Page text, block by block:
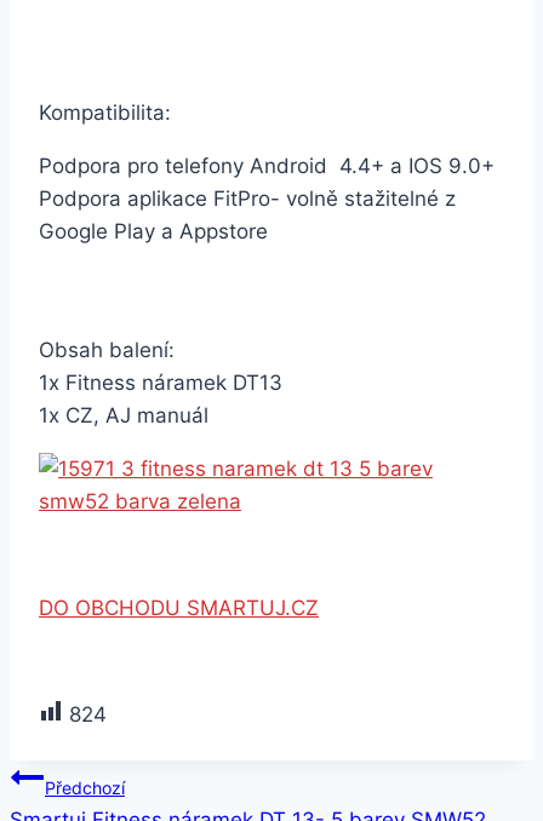
Kompatibilita:
Podpora pro telefony Android 4.4+ a IOS 9.0+
Podpora aplikace FitPro- volně stažitelné z
Google Play a Appstore
Obsah balení:
1x Fitness náramek DT13
1x CZ, AJ manuál
DO OBCHODU SMARTUJ.CZ
824
Navigace
Předchozí